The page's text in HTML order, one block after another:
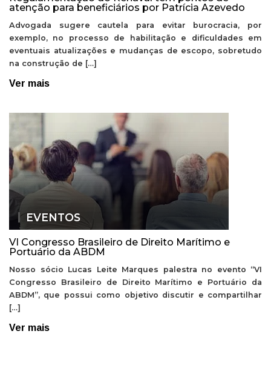
atenção para beneficiários por Patrícia Azevedo
Advogada sugere cautela para evitar burocracia, por
exemplo, no processo de habilitação e dificuldades em
eventuais atualizações e mudanças de escopo, sobretudo
na construção de […]
Ver mais
EVENTOS
VI Congresso Brasileiro de Direito Marítimo e
Portuário da ABDM
Nosso sócio Lucas Leite Marques palestra no evento “VI
Congresso Brasileiro de Direito Marítimo e Portuário da
ABDM”, que possui como objetivo discutir e compartilhar
[…]
Ver mais